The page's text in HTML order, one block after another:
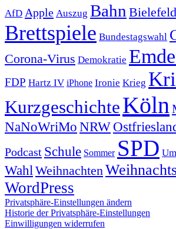
AfD Apple Auszug Bahn Bielefeld
Brettspiele Bundestagswahl
Corona-Virus Demokratie
FDP Hartz IV iPhone Ironie Krieg
KurzgeschichteKöln
NaNoWriMo NRW
Podcast Schule Sommer SPD
Wahl Weihnachten
WordPress
Privatsphäre-Einstellungen ändern
Historie der Privatsphäre-Einstellungen
Einwilligungen widerrufen